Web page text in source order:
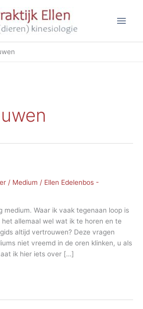
/ Medium / Ellen Edelenbos -
medium. Waar ik vaak tegenaan loop is
allemaal wel wat ik te horen en te
altijd vertrouwen? Deze vragen
niet vreemd in de oren klinken, u als
ik hier iets over […]